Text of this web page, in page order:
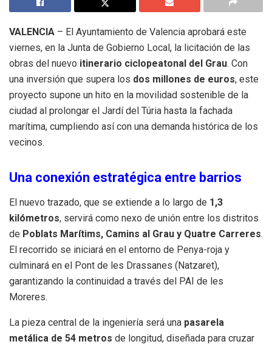
VALENCIA – El Ayuntamiento de Valencia aprobará este
viernes, en la Junta de Gobierno Local, la licitación de las
obras del nuevo itinerario ciclopeatonal del Grau. Con
una inversión que supera los dos millones de euros, este
proyecto supone un hito en la movilidad sostenible de la
ciudad al prolongar el Jardí del Túria hasta la fachada
marítima, cumpliendo así con una demanda histórica de los
vecinos.
Una conexión estratégica entre barrios
El nuevo trazado, que se extiende a lo largo de 1,3
kilómetros, servirá como nexo de unión entre los distritos
de Poblats Marítims, Camins al Grau y Quatre Carreres.
El recorrido se iniciará en el entorno de Penya-roja y
culminará en el Pont de les Drassanes (Natzaret),
garantizando la continuidad a través del PAI de les
Moreres.
La pieza central de la ingeniería será una pasarela
metálica de 54 metros de longitud, diseñada para cruzar